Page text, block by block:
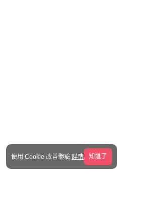
使用 Cookie 改善體驗 詳情 知道了